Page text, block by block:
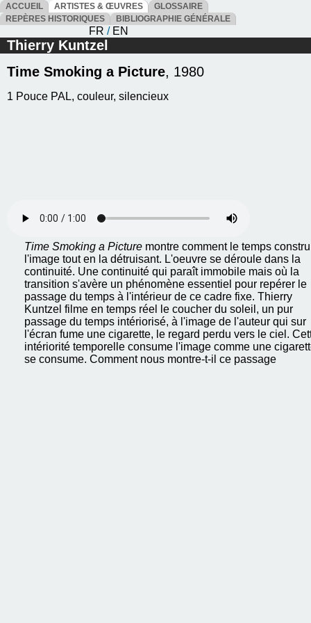
ACCUEIL ARTISTES & ŒUVRES
GLOSSAIRE
REPÈRES HISTORIQUES
BIBLIOGRAPHIE GÉNÉRALE
FR / EN
Thierry Kuntzel